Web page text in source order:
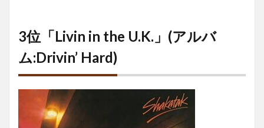
3位「Livin in the U.K.」(アルバ
ム:Drivin’ Hard)